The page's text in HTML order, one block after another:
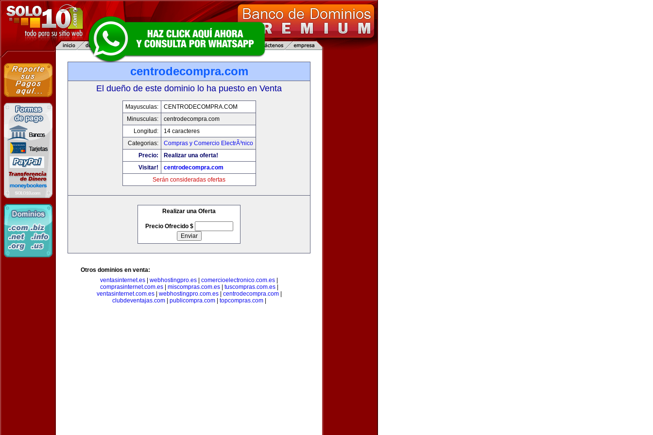
centrodecompra.com
El dueño de este dominio lo ha puesto en Venta
Mayusculas:
CENTRODECOMPRA.COM
Minusculas:
centrodecompra.com
Longitud:
14 caracteres
Categorias:
Compras y Comercio ElectrÃ³nico
Precio:
Realizar una oferta!
Visitar!
centrodecompra.com
Serán consideradas ofertas
Realizar una Oferta
Precio Ofrecido $
Otros dominios en venta:
ventasinternet.es
webhostingpro.es comercioelectronico.com.es
comprasinternet.com.es| miscompras.com.es| tuscompras.com.es|
ventasinternet.com.es| webhostingpro.com.es| centrodecompra.com|
clubdeventajas.com| publicompra.com| topcompras.com|